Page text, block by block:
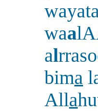
waa
al
bima
Alla